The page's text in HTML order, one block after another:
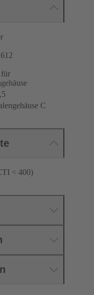
für
C
< 400)